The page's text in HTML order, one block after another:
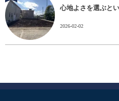
心地よさを選ぶと
2026-02-02